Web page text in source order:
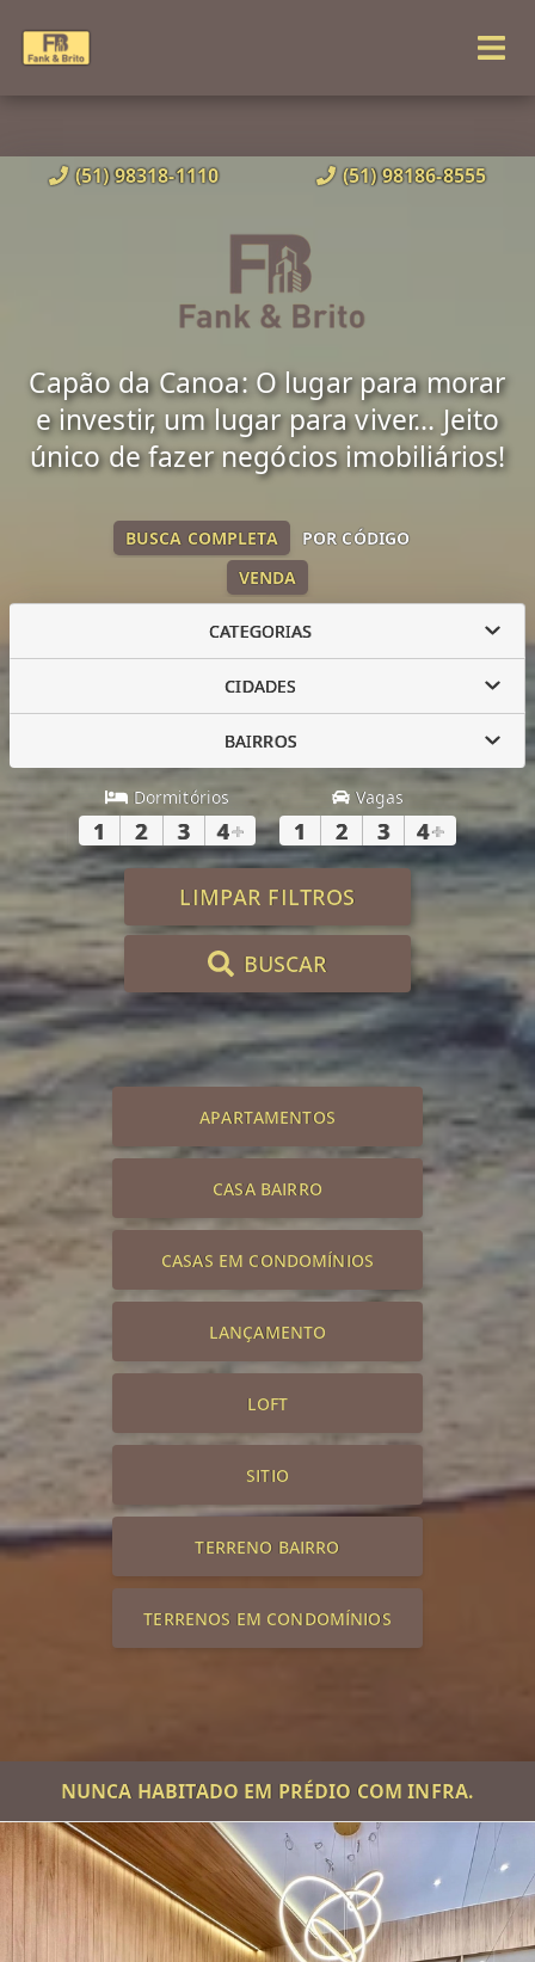
(51) 98318-1110 (51) 98186-8555
Capão da Canoa: O lugar para morar
e investir, um lugar para viver... Jeito
único de fazer negócios imobiliários!
VENDA
BUSCA COMPLETA POR CÓDIGO
CATEGORIAS
CIDADES
BAIRROS
Dormitórios
1 2 3 4+
Vagas
1 2 3 4+
LIMPAR FILTROS
BUSCAR
APARTAMENTOS
CASA BAIRRO
CASAS EM CONDOMÍNIOS
LANÇAMENTO
LOFT
SITIO
TERRENO BAIRRO
TERRENOS EM CONDOMÍNIOS
NUNCA HABITADO EM PRÉDIO COM INFRA.